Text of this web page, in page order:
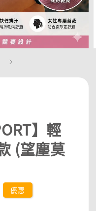
】輕
(望塵莫
優惠